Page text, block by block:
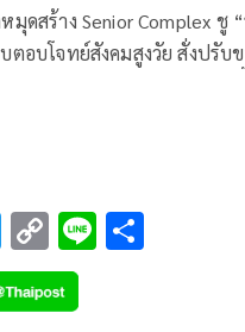
มุดสร้าง Senior Complex ชู
ตอบโจทย์สังคมสูงวัย สั่งปรั
T
wi
tt
C
o
p
Li